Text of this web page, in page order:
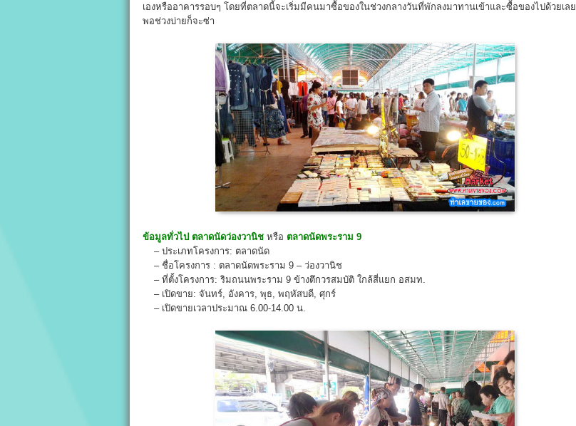
เองหรืออาคารรอบๆ โดยที่ตลาดนี้จะเริ่มมีคนมาซื้อของในช่วงกลางวันที่พักลงมาทานเข้าและซื้อของไปด้วยเลย
พอช่วงบ่ายก็จะซ่า
ข้อมูลทั่วไป ตลาดนัดว่องวานิช หรือ ตลาดนัดพระราม 9
– ประเภทโครงการ: ตลาดนัด
– ชื่อโครงการ : ตลาดนัดพระราม 9 – ว่องวานิช
– ที่ตั้งโครงการ: ริมถนนพระราม 9 ข้างตึกวรสมบัติ ใกล้สี่แยก อสมท.
– เปิดขาย: จันทร์, อังคาร, พุธ, พฤหัสบดี, ศุกร์
– เปิดขายเวลาประมาณ 6.00-14.00 น.